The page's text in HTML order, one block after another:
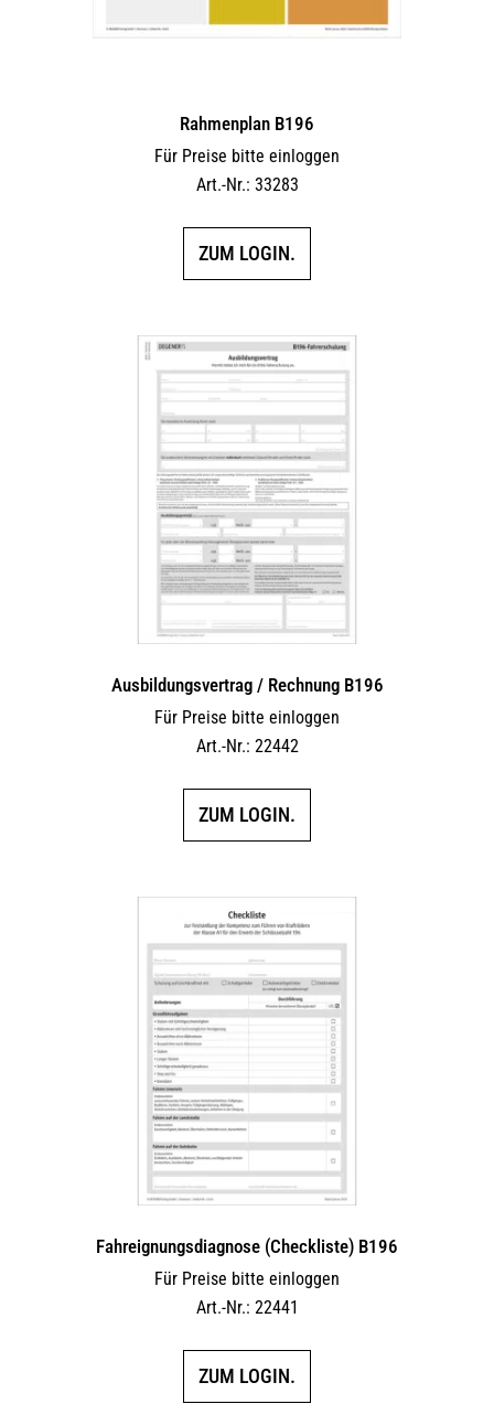
Rahmenplan B196
Für Preise bitte einloggen
Art.-Nr.: 33283
ZUM LOGIN.
Ausbildungsvertrag / Rechnung B196
Für Preise bitte einloggen
Art.-Nr.: 22442
ZUM LOGIN.
Fahreignungsdiagnose (Checkliste) B196
Für Preise bitte einloggen
Art.-Nr.: 22441
ZUM LOGIN.